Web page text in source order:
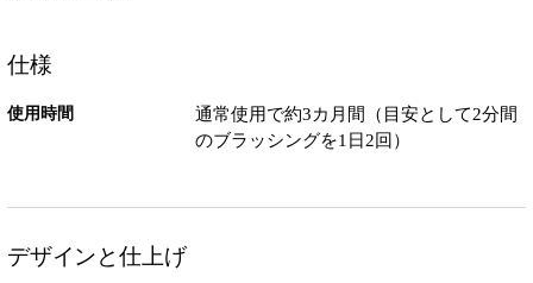
仕様
使用時間
通常使用で約3カ月間（目安として2分間
のブラッシングを1日2回）
デザインと仕上げ